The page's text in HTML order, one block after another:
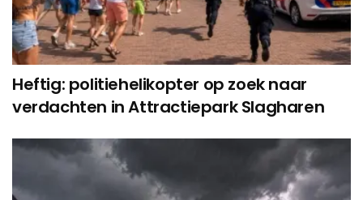
Heftig: politiehelikopter op zoek naar
verdachten in Attractiepark Slagharen